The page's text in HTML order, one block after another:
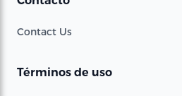
Contact Us
Términos de uso